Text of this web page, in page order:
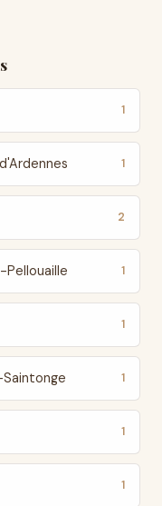
1
1
2
1
1
1
1
1